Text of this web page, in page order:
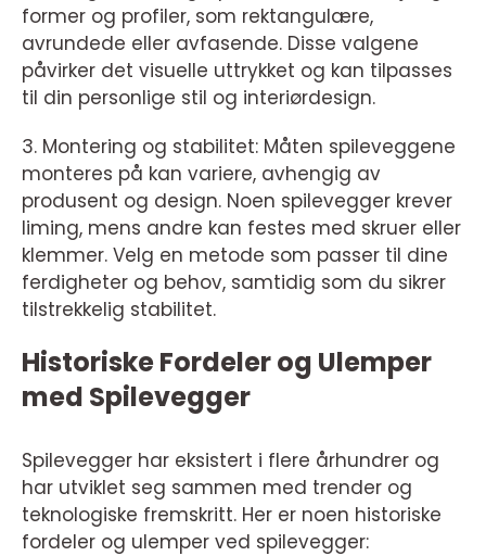
former og profiler, som rektangulære,
avrundede eller avfasende. Disse valgene
påvirker det visuelle uttrykket og kan tilpasses
til din personlige stil og interiørdesign.
3. Montering og stabilitet: Måten spileveggene
monteres på kan variere, avhengig av
produsent og design. Noen spilevegger krever
liming, mens andre kan festes med skruer eller
klemmer. Velg en metode som passer til dine
ferdigheter og behov, samtidig som du sikrer
tilstrekkelig stabilitet.
Historiske Fordeler og Ulemper
med Spilevegger
Spilevegger har eksistert i flere århundrer og
har utviklet seg sammen med trender og
teknologiske fremskritt. Her er noen historiske
fordeler og ulemper ved spilevegger: